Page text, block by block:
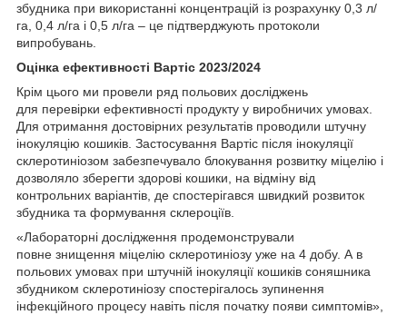
збудника при використанні концентрацій із розрахунку 0,3 л/
га, 0,4 л/га і 0,5 л/га – це підтверджують протоколи
випробувань.
Оцінка ефективності Вартіс 2023/2024
Крім цього ми провели ряд польових досліджень
для перевірки ефективності продукту у виробничих умовах.
Для отримання достовірних результатів проводили штучну
інокуляцію кошиків. Застосування Вартіс після інокуляції
склеротиніозом забезпечувало блокування розвитку міцелію і
дозволяло зберегти здорові кошики, на відміну від
контрольних варіантів, де спостерігався швидкий розвиток
збудника та формування склероціїв.
«Лабораторні дослідження продемонстрували
повне знищення міцелію склеротиніозу уже на 4 добу. А в
польових умовах при штучній інокуляції кошиків соняшника
збудником склеротиніозу спостерігалось зупинення
інфекційного процесу навіть після початку появи симптомів»,